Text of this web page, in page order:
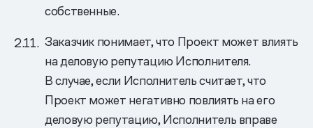
собственные.
Заказчик понимает, что Проект может влиять
на деловую репутацию Исполнителя.
В случае, если Исполнитель считает, что
Проект может негативно повлиять на его
деловую репутацию, Исполнитель вправе